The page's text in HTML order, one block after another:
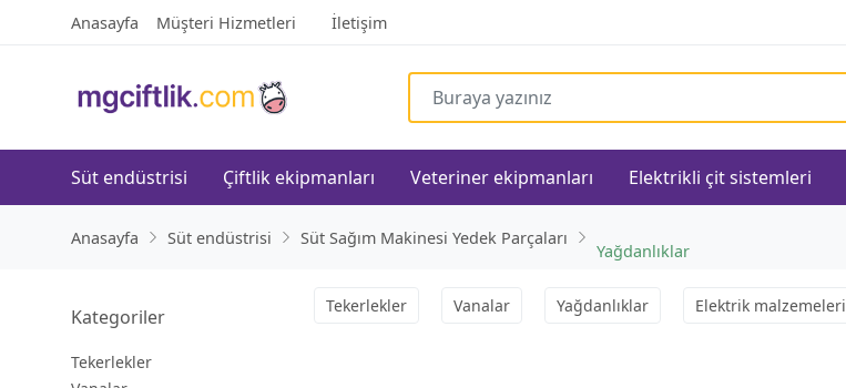
Anasayfa Müşteri Hizmetleri İletişim
Süt endüstrisi Çiftlik ekipmanları Veteriner ekipmanları Elektrikli çit sistemleri
Anasayfa Süt endüstrisi Süt Sağım Makinesi Yedek Parçaları
Yağdanlıklar
Kategoriler
Tekerlekler
Tekerlekler Vanalar Yağdanlıklar Elektrik malzemeleri